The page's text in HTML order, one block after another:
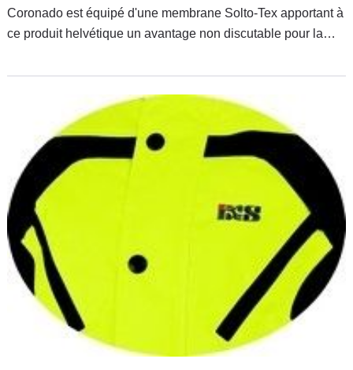
Coronado est équipé d'une membrane Solto-Tex apportant à
ce produit helvétique un avantage non discutable pour la